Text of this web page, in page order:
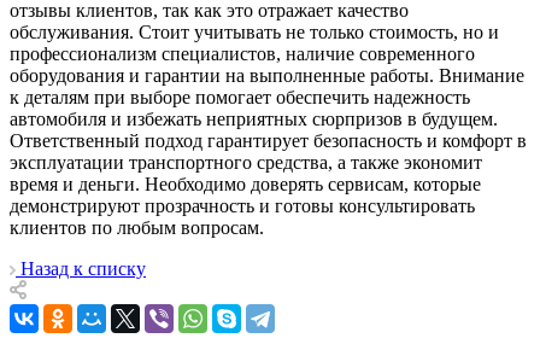
отзывы клиентов, так как это отражает качество
обслуживания. Стоит учитывать не только стоимость, но и
профессионализм специалистов, наличие современного
оборудования и гарантии на выполненные работы. Внимание
к деталям при выборе помогает обеспечить надежность
автомобиля и избежать неприятных сюрпризов в будущем.
Ответственный подход гарантирует безопасность и комфорт в
эксплуатации транспортного средства, а также экономит
время и деньги. Необходимо доверять сервисам, которые
демонстрируют прозрачность и готовы консультировать
клиентов по любым вопросам.
Назад к списку